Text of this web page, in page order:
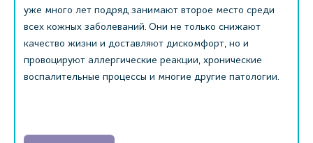
уже много лет подряд занимают второе место среди
всех кожных заболеваний. Они не только снижают
качество жизни и доставляют дискомфорт, но и
провоцируют аллергические реакции, хронические
воспалительные процессы и многие другие патологии.